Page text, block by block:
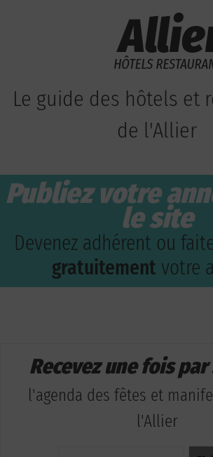
Le guide des hôtels et
de l'Allier
Publiez votre
le site
Devenez adhérent ou
gratuitement votre
Recevez une fois
l'agenda des fêtes et
l'Allier